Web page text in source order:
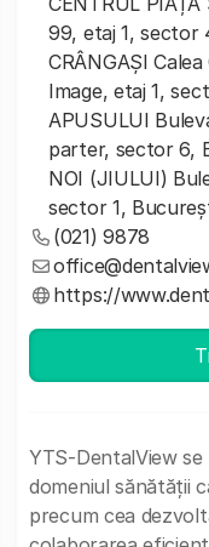
99, etaj 1, sector
CRÂNGAȘI
Image, etaj 1,
APUSULUI
parter, sector 6,
NOI (JIULUI)
sector 1,
(021) 9878
https://
YTS-DentalView
domeniul sănătății
precum cea